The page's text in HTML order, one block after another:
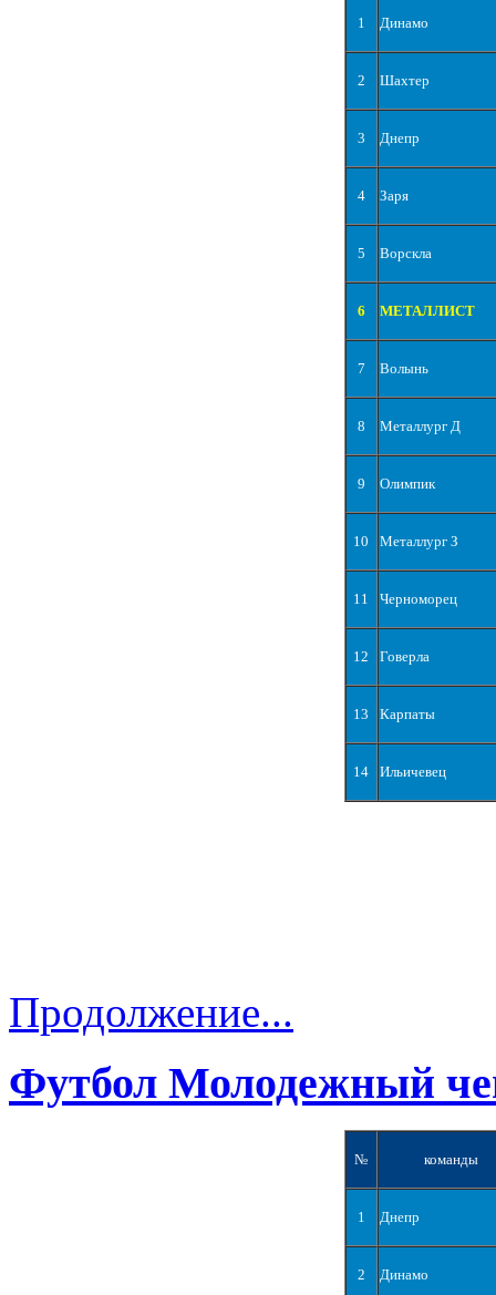
1 Динамо
2 Шахтер
3 Днепр
4 Заря
5 Ворскла
6 МЕТАЛЛИСТ
7 Волынь
8 Металлург Д
9 Олимпик
10 Металлург З
11 Черноморец
12 Говерла
13 Карпаты
14 Ильичевец
Продолжение...
Футбол Молодежный
№ команды
1 Днепр
2 Динамо